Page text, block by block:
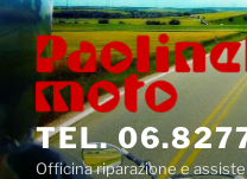
Salta
al
contenuto
TEL.
Officina riparazione e